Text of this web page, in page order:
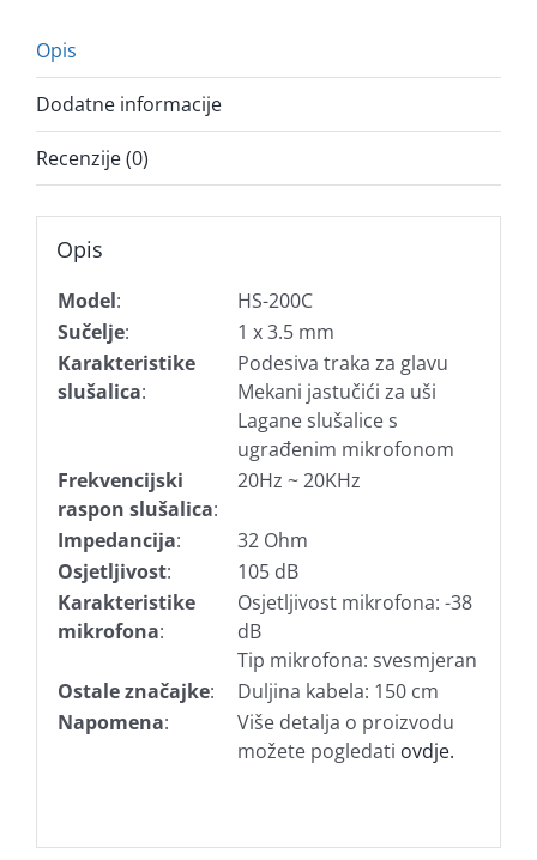
Opis
Dodatne informacije
Recenzije (0)
Opis
Model:
HS-200C
Sučelje:
1 x 3.5 mm
Karakteristike
slušalica:
Podesiva traka za glavu
Mekani jastučići za uši
Lagane slušalice s
ugrađenim mikrofonom
Frekvencijski
raspon slušalica:
20Hz ~ 20KHz
Impedancija:
32 Ohm
Osjetljivost:
105 dB
Karakteristike
mikrofona:
Osjetljivost mikrofona: -38
dB
Tip mikrofona: svesmjeran
Ostale značajke:
Duljina kabela: 150 cm
Napomena:
Više detalja o proizvodu
možete pogledati ovdje.